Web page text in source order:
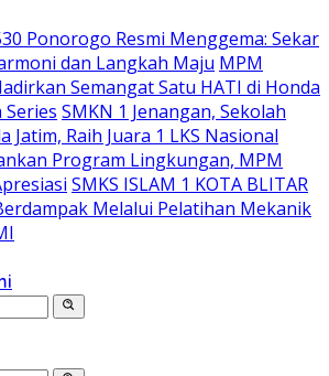
Ponorogo Resmi Menggema: Sekar
dan Langkah Maju MPM
Semangat Satu HATI di Honda
Series SMKN 1 Jenangan, Sekolah
Jatim, Raih Juara 1 LKS Nasional
Program Lingkungan, MPM
SMKS ISLAM 1 KOTA BLITAR
Melalui Pelatihan Mekanik